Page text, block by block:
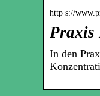
http s://
Praxis
In den